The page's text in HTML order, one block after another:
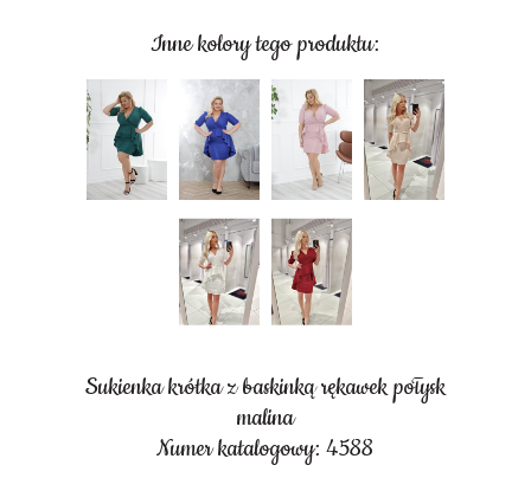
Inne kolory tego produktu:
Sukienka krótka z baskinką rękawek połysk
malina
Numer katalogowy: 4588